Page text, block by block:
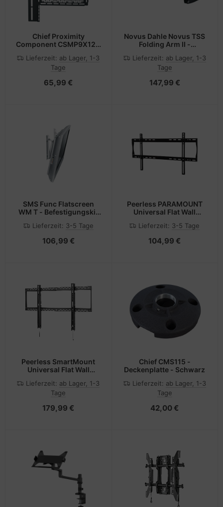
Chief Proximity
Component CSMP9X12 -
(Befestigungselement)
Lieferzeit: ab Lager, 1-3
Tage
65,99 €
Novus Dahle Novus TSS
Folding Arm II -
(Gelenkarm)
Lieferzeit: ab Lager, 1-3
Tage
147,99 €
SMS Func Flatscreen
WM T - Befestigungskit
Lieferzeit: 3-5 Tage
106,99 €
Peerless PARAMOUNT
Universal Flat Wall
Befestigungskit
Halterung)
Lieferzeit: 3-5 Tage
104,99 €
Peerless SmartMount
Universal Flat Wall
Befestigungskit
(Wandplatte, Adapter für
Lieferzeit: ab Lager, 1-3
Tage
179,99 €
Chief CMS115 -
Deckenplatte - Schwarz
Lieferzeit: ab Lager, 1-3
Tage
42,00 €